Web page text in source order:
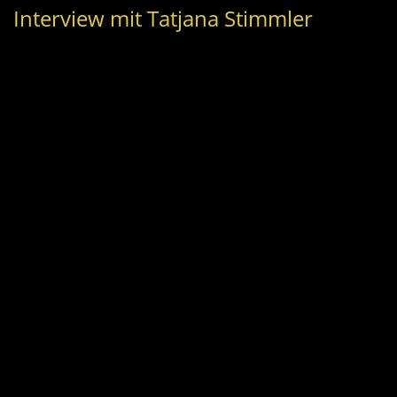
Interview mit Tatjana Stimmler